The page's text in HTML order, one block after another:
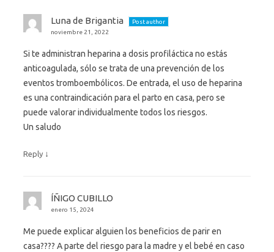
Luna de Brigantia
Post author
noviembre 21, 2022
Si te administran heparina a dosis profiláctica no estás
anticoagulada, sólo se trata de una prevención de los
eventos tromboembólicos. De entrada, el uso de heparina
es una contraindicación para el parto en casa, pero se
puede valorar individualmente todos los riesgos.
Un saludo
Reply ↓
ÍÑIGO CUBILLO
enero 15, 2024
Me puede explicar alguien los beneficios de parir en
casa???? A parte del riesgo para la madre y el bebé en caso